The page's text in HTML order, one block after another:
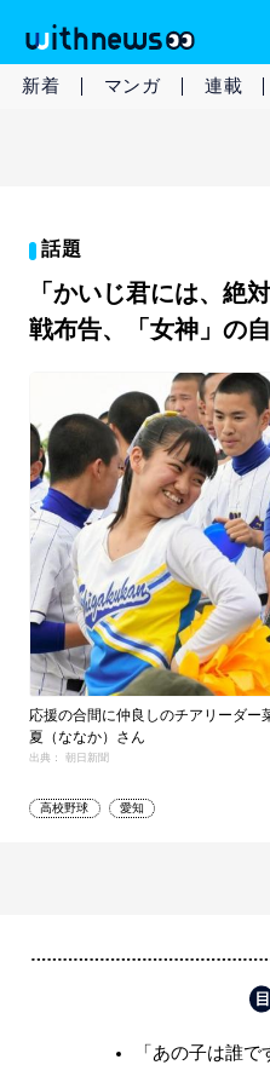
新着 マンガ 連載
話題
「かいじ君には、絶
戦布告、「女神」の
応援の合間に仲良しのチアリーダ
夏（ななか）さん
出典： 朝日新聞
高校野球 愛知
「あの子は誰で